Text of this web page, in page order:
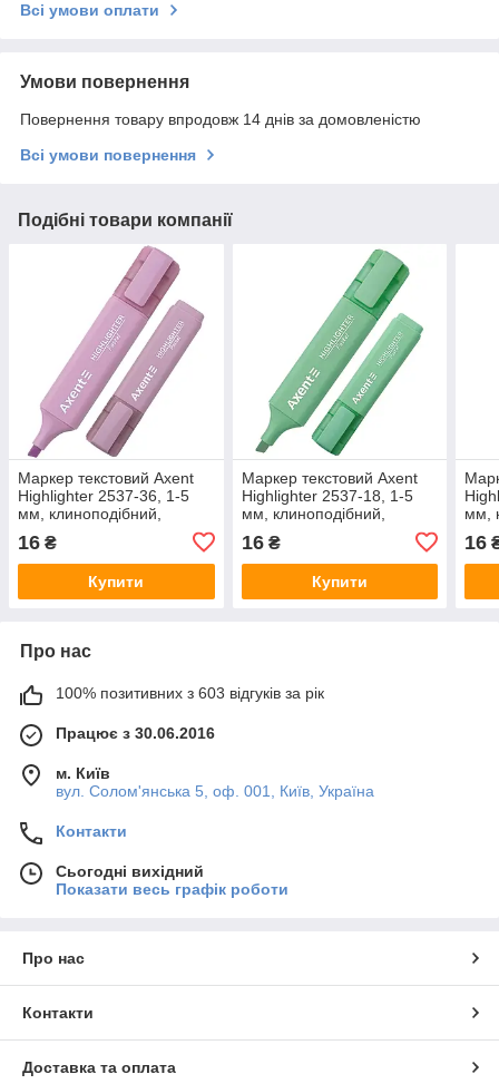
Всі умови оплати
Умови повернення
Повернення товару впродовж 14 днів за домовленістю
Всі умови повернення
Подібні товари компанії
Маркер текстовий Axent
Highlighter 2537-36, 1-5
мм, клиноподібний,
16 ₴
Купити
Маркер текстовий Axent
Highlighter 2537-18, 1-5
мм, клиноподібний,
16₴
Купити
мм,
16
Про нас
100% позитивних з 603 відгуків за рік
Працює з 30.06.2016
м. Київ
вул. Солом'янська 5, оф. 001, Київ, Україна
Контакти
Сьогодні вихідний
Показати весь графік роботи
Про нас
Контакти
Доставка та оплата